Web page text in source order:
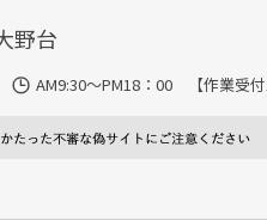
野台
AM9:30～PM18：00 【作業受付